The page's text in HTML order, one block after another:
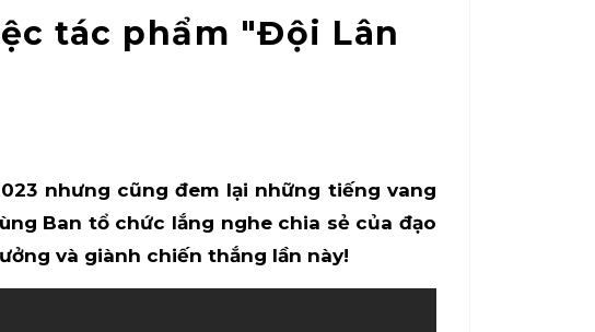
tác phẩm "Đội Lân
nhưng cũng đem lại những tiếng vang
Ban tổ chức lắng nghe chia sẻ của đạo
và giành chiến thắng lần này!